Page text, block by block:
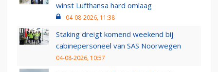
winst Lufthansa hard omlaag
04-08-2026, 11:38
Staking dreigt komend weekend bij
cabinepersoneel van SAS Noorwegen
04-08-2026, 10:57